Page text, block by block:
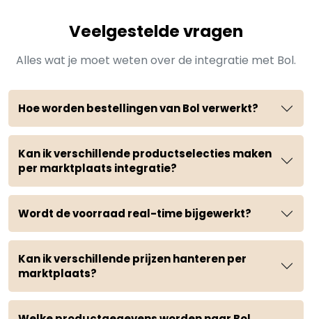
Veelgestelde vragen
Alles wat je moet weten over de integratie met Bol.
Hoe worden bestellingen van Bol verwerkt?
Kan ik verschillende productselecties maken
per marktplaats integratie?
Wordt de voorraad real-time bijgewerkt?
Kan ik verschillende prijzen hanteren per
marktplaats?